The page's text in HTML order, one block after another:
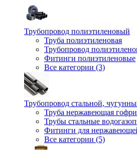
Трубопровод полиэтиленовый
Труба полиэтиленовая
Трубопровод
Фитинги полиэтиленовые
Все категории (3)
Трубопровод стальной,
Труба нержавеющая
Трубы стальные
Фитинги для
Все категории (5)